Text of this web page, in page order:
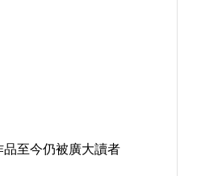
至今仍被廣大讀者